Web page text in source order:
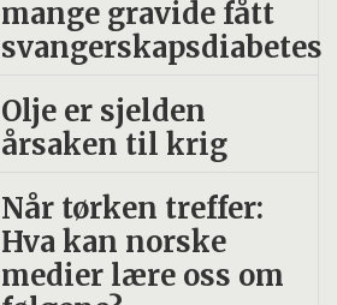
mange gravide fått
svangerskapsdiabetes
Olje er sjelden
årsaken til krig
Når tørken treffer:
Hva kan norske
medier lære oss om